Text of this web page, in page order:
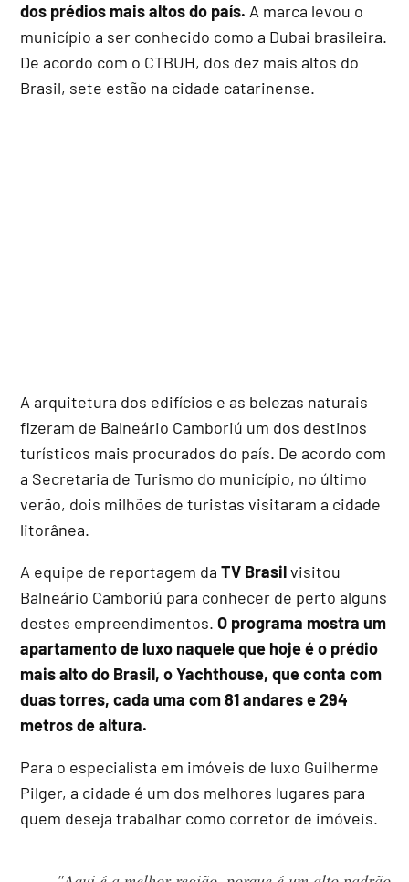
dos prédios mais altos do país. A marca levou o
município a ser conhecido como a Dubai brasileira.
De acordo com o CTBUH, dos dez mais altos do
Brasil, sete estão na cidade catarinense.
A arquitetura dos edifícios e as belezas naturais
fizeram de Balneário Camboriú um dos destinos
turísticos mais procurados do país. De acordo com
a Secretaria de Turismo do município, no último
verão, dois milhões de turistas visitaram a cidade
litorânea.
A equipe de reportagem daTV Brasilvisitou
Balneário Camboriú para conhecer de perto alguns
destes empreendimentos.O programa mostra um
apartamento de luxo naquele que hoje é o prédio
mais alto do Brasil, o Yachthouse, que conta com
duas torres, cada uma com 81 andares e 294
metros de altura.
Para o especialista em imóveis de luxo Guilherme
Pilger, a cidade é um dos melhores lugares para
quem deseja trabalhar como corretor de imóveis.